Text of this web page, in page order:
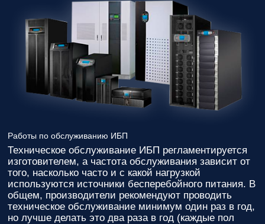
Работы по обслуживанию ИБП
Техническое обслуживание ИБП регламентируется
изготовителем, а частота обслуживания зависит от
того, насколько часто и с какой нагрузкой
используются источники бесперебойного питания. В
общем, производители рекомендуют проводить
техническое обслуживание минимум один раз в год,
но лучше делать это два раза в год (каждые пол
будет
за поставку!
Вопрос
из 6
Выберите
необходимое
количество
фаз:
(220В)
Трехфазные
(380В)
Далее >><<
Назад